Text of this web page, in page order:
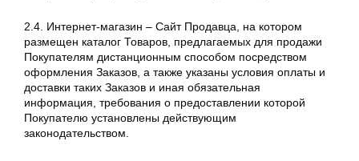
2.4. Интернет-магазин – Сайт Продавца, на котором
размещен каталог Товаров, предлагаемых для продажи
Покупателям дистанционным способом посредством
оформления Заказов, а также указаны условия оплаты и
доставки таких Заказов и иная обязательная
информация, требования о предоставлении которой
Покупателю установлены действующим
законодательством.